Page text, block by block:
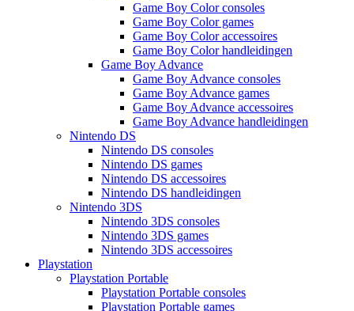
Game Boy Color consoles
Game Boy Color games
Game Boy Color accessoires
Game Boy Color handleidingen
Game Boy Advance
Game Boy Advance consoles
Game Boy Advance games
Game Boy Advance accessoires
Game Boy Advance handleidingen
Nintendo DS
Nintendo DS consoles
Nintendo DS games
Nintendo DS accessoires
Nintendo DS handleidingen
Nintendo 3DS
Nintendo 3DS consoles
Nintendo 3DS games
Nintendo 3DS accessoires
Playstation
Playstation Portable
Playstation Portable consoles
Playstation Portable games